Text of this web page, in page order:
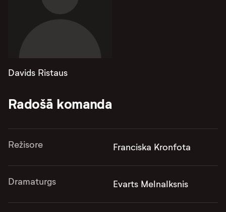
Davids Ristaus
Radošā komanda
Režisore Franciska Kronfota
Dramaturgs Evarts Melnalksnis